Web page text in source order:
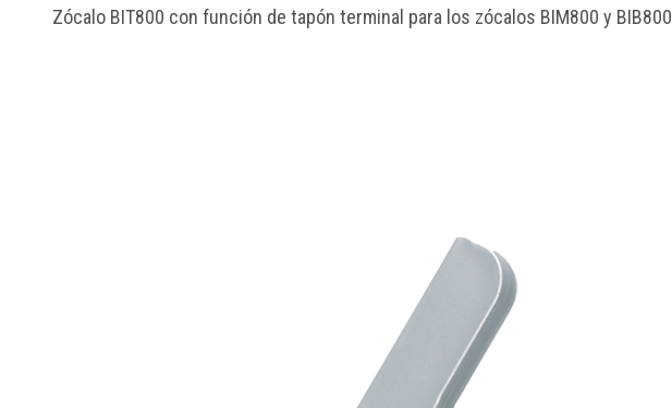
Zócalo BIT800 con función de tapón terminal para los zócalos BIM800 y BIB800